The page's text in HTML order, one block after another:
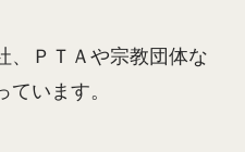
、ＰＴＡや宗教団体な
います。